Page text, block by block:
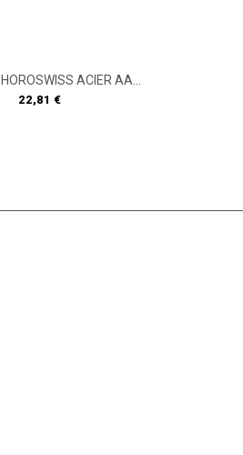
ACIER AA...
Prix
22,81 €